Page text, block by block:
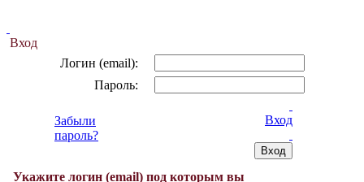
Вход
Логин (email):
Пароль:
Забыли
пароль?
Вход
Укажите логин (email) под которым вы